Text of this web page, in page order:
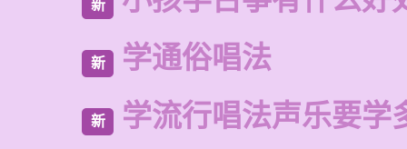
新
新 学通俗唱法
新 学流行唱法声乐要学